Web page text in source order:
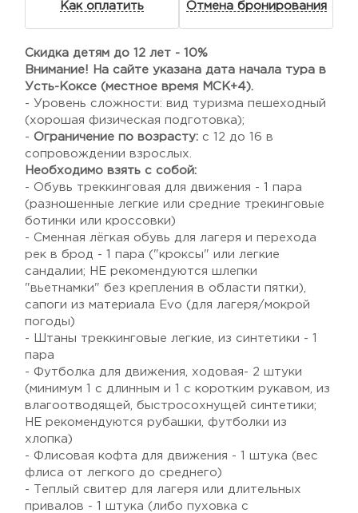
Как оплатить Отмена бронирования
Скидка детям до 12 лет - 10%
Внимание! На сайте указана дата начала тура в
Усть-Коксе (местное время МСК+4).
- Уровень сложности: вид туризма пешеходный
(хорошая физическая подготовка);
- Ограничение по возрасту: с 12 до 16 в
сопровождении взрослых.
Необходимо взять с собой:
- Обувь треккинговая для движения - 1 пара
(разношенные легкие или средние трекинговые
ботинки или кроссовки)
- Сменная лёгкая обувь для лагеря и перехода
рек в брод - 1 пара ("кроксы" или легкие
сандалии; НЕ рекомендуются шлепки
"вьетнамки" без крепления в области пятки),
сапоги из материала Evo (для лагеря/мокрой
погоды)
- Штаны треккинговые легкие, из синтетики - 1
пара
- Футболка для движения, ходовая- 2 штуки
(минимум 1 с длинным и 1 с коротким рукавом, из
влагоотводящей, быстросохнущей синтетики;
НЕ рекомендуются рубашки, футболки из
хлопка)
- Флисовая кофта для движения - 1 штука (вес
флиса от легкого до среднего)
- Теплый свитер для лагеря или длительных
привалов - 1 штука (либо пуховка с